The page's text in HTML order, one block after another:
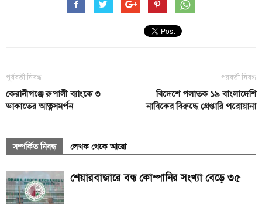
পূর্ববর্তী নিবন্ধ
কেরানীগঞ্জে রুপালী ব্যাংকে ৩
ডাকাতের আত্নসমর্পন
পরবর্তী নিবন্ধ
বিদেশে পলাতক ১৯ বাংলাদেশি
নাবিকের বিরুদ্ধে গ্রেপ্তারি পরোয়ানা
সম্পর্কিত নিবন্ধ লেখক থেকে আরো
শেয়ারবাজারে বন্ধ কোম্পানির সংখ্যা বেড়ে ৩৫